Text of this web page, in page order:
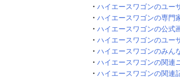
ハイエースワゴンのユー
ハイエースワゴンの専門
ハイエースワゴンの公式
ハイエースワゴンのユー
ハイエースワゴンのみん
ハイエースワゴンの関連
ハイエースワゴンの関連